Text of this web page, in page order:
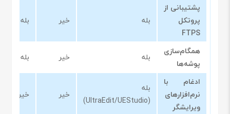
پشتیبانی از
پروتکل
FTPS
بله خیر بله
همگام‌سازی
پوشه‌ها
بله خیر
بله
ادغام با
نرم‌افزارهای
ویرایشگر
بله
(UltraEdit/UEStudio)
خیر خیر